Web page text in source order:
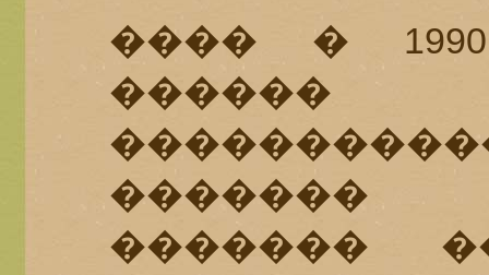
���� �
�������